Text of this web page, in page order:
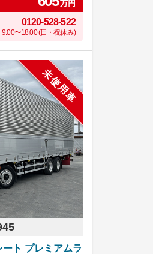
万円
0120-528-522
9:00〜18:00 (日・祝休み)
未使用車
ート プレミアムラ